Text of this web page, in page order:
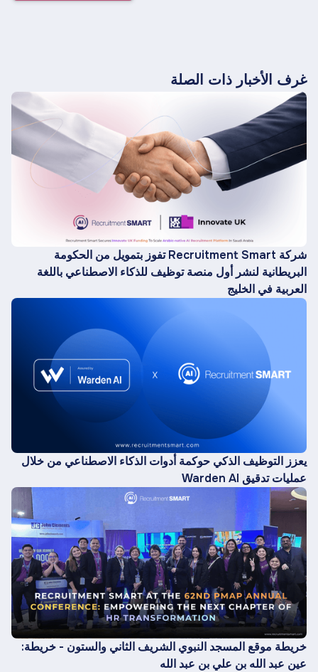
غرف الأخبار ذات الصلة
شركة Recruitment Smart تفوز بتمويل من الحكومة
البريطانية لنشر أول منصة توظيف للذكاء الاصطناعي باللغة
العربية في الخليج
يعزز التوظيف الذكي حوكمة أدوات الذكاء الاصطناعي من خلال
عمليات تدقيق Warden AI
خريطة موقع المسجد النبوي الشريف الثاني والستون - خريطة:
عين عبد الله بن علي بن عبد الله